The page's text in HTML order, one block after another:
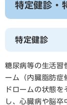
特定健診・
特定健診
糖尿病等の生活習
ーム（内臓脂肪症
ドロームの状態
し、心臓病や脳